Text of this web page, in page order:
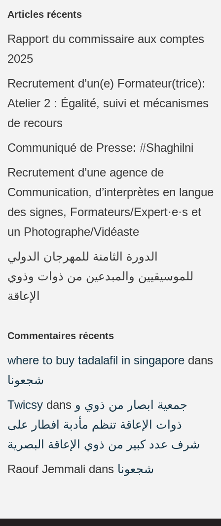
Articles récents
Rapport du commissaire aux comptes
2025
Recrutement d’un(e) Formateur(trice):
Atelier 2 : Égalité, suivi et mécanismes
de recours
Communiqué de Presse: #Shaghilni
Recrutement d’une agence de
Communication, d’interprètes en langue
des signes, Formateurs/Expert·e·s et
un Photographe/Vidéaste
الدورة الثامنة للمهرجان الدولي
للموسيقيين والمبدعين من ذوات وذوي
الإعاقة
Commentaires récents
where to buy tadalafil in singapore dans
شجعونا
Twicsy dans جمعية ابصار من ذوي و
ذوات الإعاقة تنظم مأدبة افطار على
شرف عدد كبير من ذوي الإعاقة البصرية
Raouf Jemmali dans شجعونا